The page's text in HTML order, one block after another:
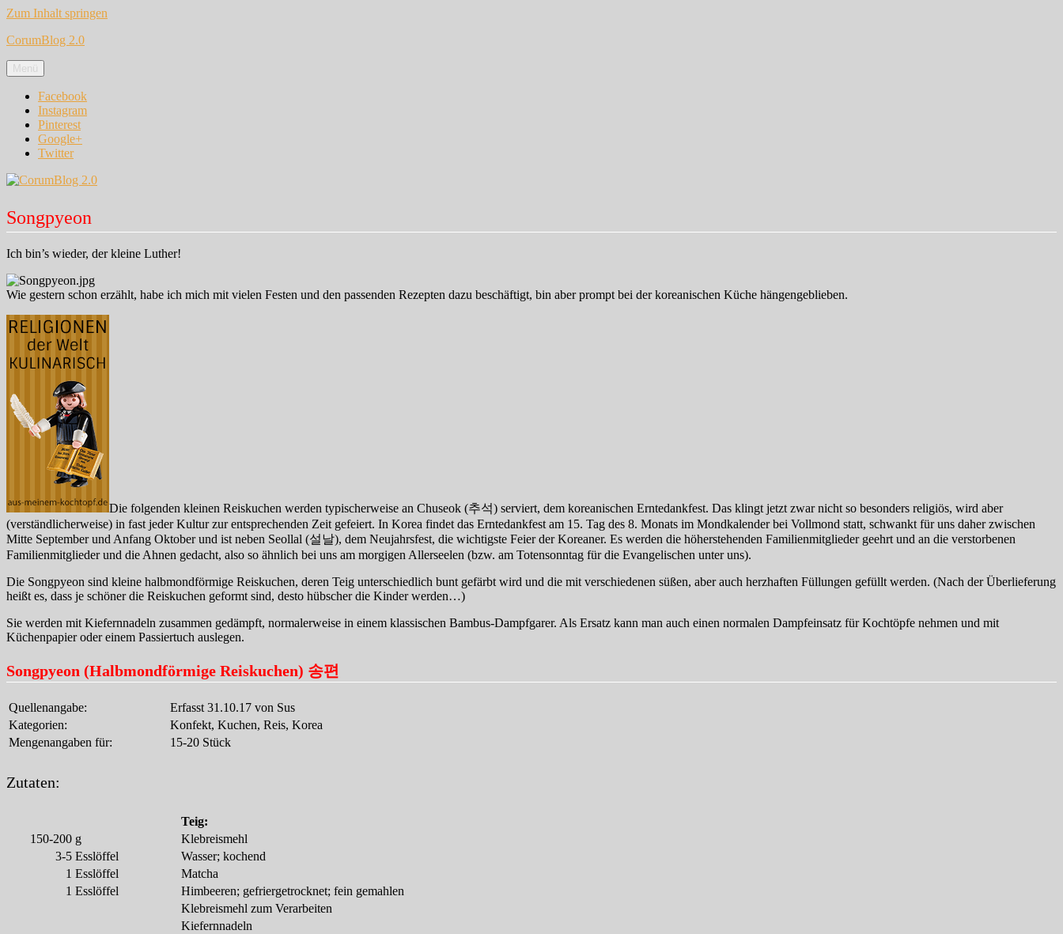
Zum Inhalt springen
CorumBlog 2.0
Menü
Facebook
Instagram
Pinterest
Google+
Twitter
Songpyeon
Ich bin’s wieder, der kleine Luther!
Wie gestern schon erzählt, habe ich mich mit vielen Festen und den passenden Rezepten dazu beschäftigt, bin aber prompt bei der koreanischen Küche hängengeblieben.
Die folgenden kleinen Reiskuchen werden typischerweise an Chuseok (추석) serviert, dem koreanischen Erntedankfest. Das klingt jetzt zwar nicht so besonders religiös, wird aber
(verständlicherweise) in fast jeder Kultur zur entsprechenden Zeit gefeiert. In Korea findet das Erntedankfest am 15. Tag des 8. Monats im Mondkalender bei Vollmond statt, schwankt für uns daher zwischen
Mitte September und Anfang Oktober und ist neben Seollal (설날), dem Neujahrsfest, die wichtigste Feier der Koreaner. Es werden die höherstehenden Familienmitglieder geehrt und an die verstorbenen
Familienmitglieder und die Ahnen gedacht, also so ähnlich bei uns am morgigen Allerseelen (bzw. am Totensonntag für die Evangelischen unter uns).
Die Songpyeon sind kleine halbmondförmige Reiskuchen, deren Teig unterschiedlich bunt gefärbt wird und die mit verschiedenen süßen, aber auch herzhaften Füllungen gefüllt werden. (Nach der Überlieferung
heißt es, dass je schöner die Reiskuchen geformt sind, desto hübscher die Kinder werden…)
Sie werden mit Kiefernnadeln zusammen gedämpft, normalerweise in einem klassischen Bambus-Dampfgarer. Als Ersatz kann man auch einen normalen Dampfeinsatz für Kochtöpfe nehmen und mit
Küchenpapier oder einem Passiertuch auslegen.
Songpyeon (Halbmondförmige Reiskuchen) 송편
Quellenangabe:
Erfasst 31.10.17 von Sus
Kategorien:
Konfekt, Kuchen, Reis, Korea
Mengenangaben für:
15-20 Stück
Zutaten:
Teig:
150-200 g
Klebreismehl
3-5 Esslöffel
Wasser; kochend
1 Esslöffel
Matcha
1 Esslöffel
Himbeeren; gefriergetrocknet; fein gemahlen
Klebreismehl zum Verarbeiten
Kiefernnadeln